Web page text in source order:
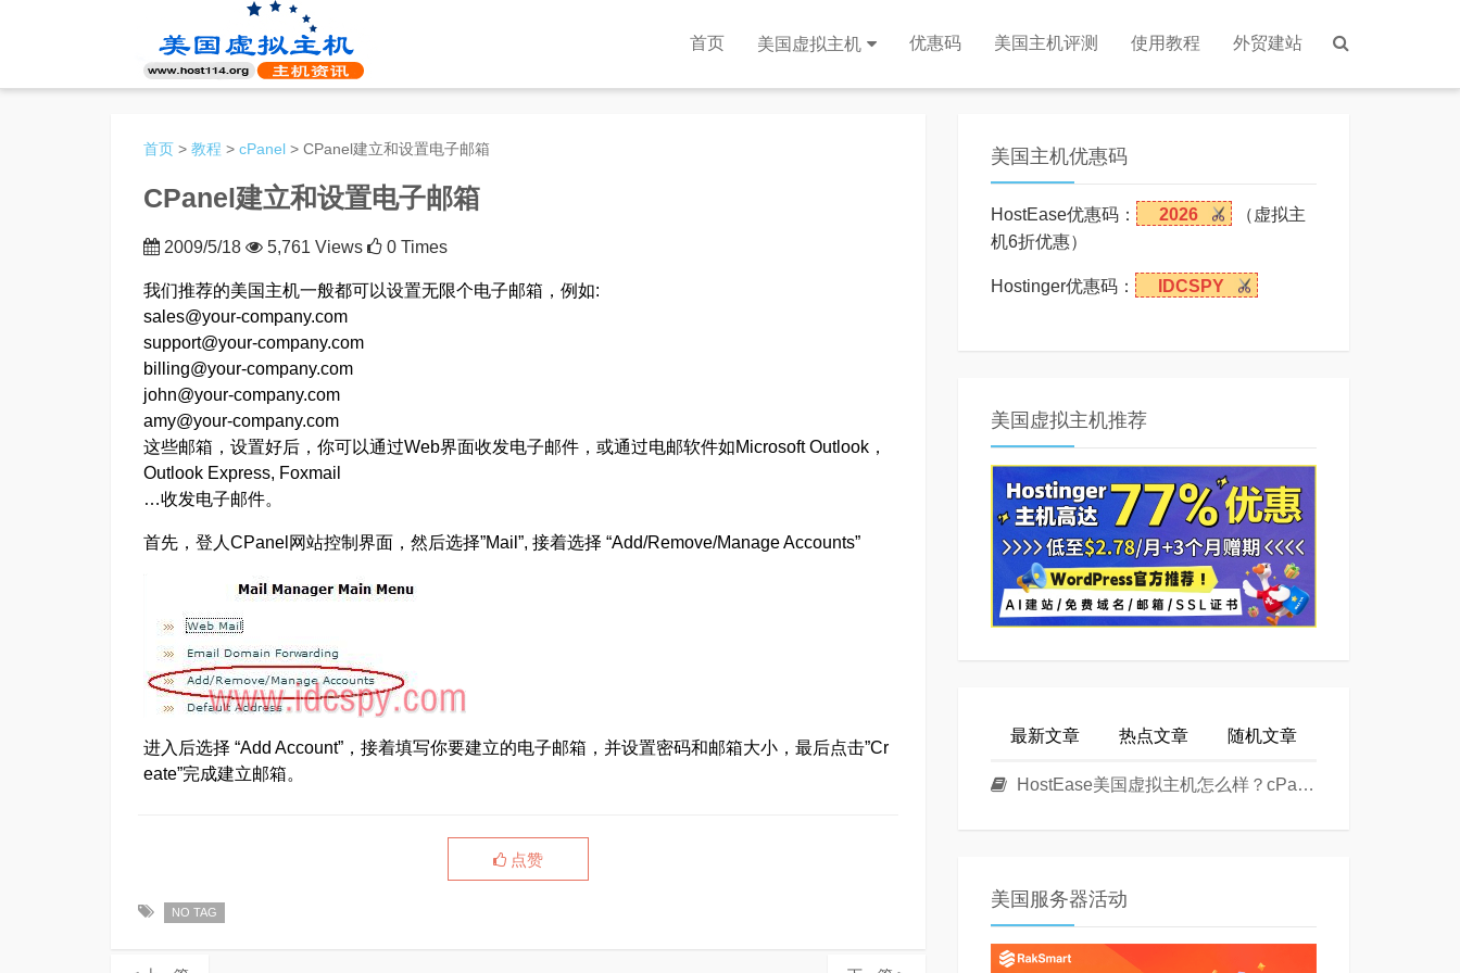
首页 美国虚拟主机 优惠码 美国主机评测 使用教程 外贸建站
首页 > 教程 > cPanel > CPanel建立和设置电子邮箱
CPanel建立和设置电子邮箱
2009/5/18 5,761 Views 0 Times
我们推荐的美国主机一般都可以设置无限个电子邮箱，例如:
sales@your-company.com
support@your-company.com
billing@your-company.com
john@your-company.com
amy@your-company.com
这些邮箱，设置好后，你可以通过Web界面收发电子邮件，或通过电邮软件如Microsoft Outlook，
Outlook Express, Foxmail
…收发电子邮件。
首先，登人CPanel网站控制界面，然后选择”Mail”, 接着选择 “Add/Remove/Manage Accounts”
进入后选择 “Add Account”，接着填写你要建立的电子邮箱，并设置密码和邮箱大小，最后点击”Cr
eate”完成建立邮箱。
点赞
NO TAG
美国主机优惠码
HostEase优惠码： 2026
（虚拟主
机6折优惠）
Hostinger优惠码： IDCSPY
美国虚拟主机推荐
最新文章 热点文章 随机文章
HostEase美国虚拟主机怎么样？cPanel面板美国Linux主机方案介绍
美国服务器活动